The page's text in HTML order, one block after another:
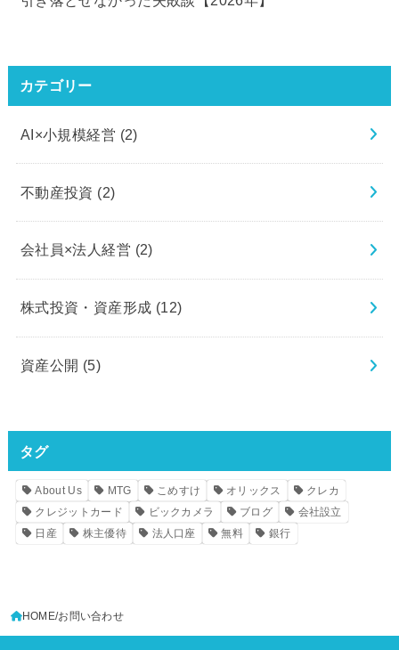
カテゴリー
AI×小規模経営 (2)
不動産投資 (2)
会社員×法人経営 (2)
株式投資・資産形成 (12)
資産公開 (5)
タグ
About Us MTG こめすけ オリックス
クレカ
クレジットカード
ビックカメラ ブログ
会社設立
日産
株主優待 法人口座 無料 銀行
HOME お問い合わせ